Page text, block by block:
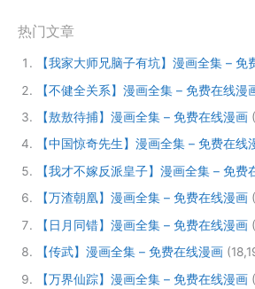
热门文章
【我家大师兄脑子有坑】漫画全集 – 免
【不健全关系】漫画全集 – 免费在线漫
【敖敖待捕】漫画全集 – 免费在线漫画
【中国惊奇先生】漫画全集 – 免费在线
【我才不嫁反派皇子】漫画全集 – 免费
【万渣朝凰】漫画全集 – 免费在线漫画
【日月同错】漫画全集 – 免费在线漫画
【传武】漫画全集 – 免费在线漫画
【万界仙踪】漫画全集 – 免费在线漫画